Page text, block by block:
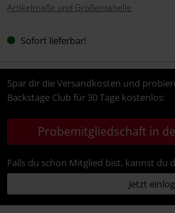
Größe
Artikelmaße und Größentabelle
Sofort lieferbar!
Spar dir die Versandkosten und
Backstage Club für 30 Tage kostenlos:
Probemitgliedschaft in
Falls du schon Mitglied bist, kannst du
Jetzt